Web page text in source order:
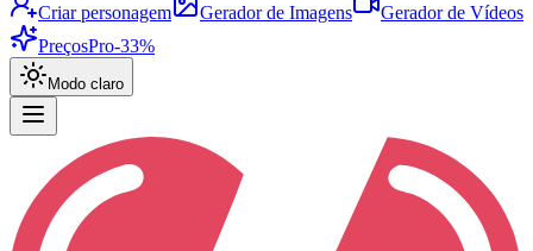
Criar personagem Gerador de Imagens
Gerador de Vídeos
PreçosPro-33%
Modo claro